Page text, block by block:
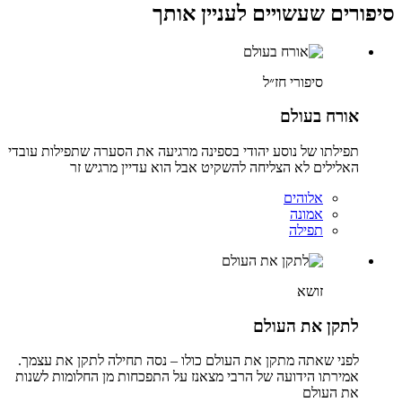
סיפורים שעשויים לעניין אותך
סיפורי חז״ל
אורח בעולם
תפילתו של נוסע יהודי בספינה מרגיעה את הסערה שתפילות עובדי
האלילים לא הצליחה להשקיט אבל הוא עדיין מרגיש זר
אלוהים
אמונה
תפילה
זושא
לתקן את העולם
לפני שאתה מתקן את העולם כולו – נסה תחילה לתקן את עצמך.
אמירתו הידועה של הרבי מצאנז על התפכחות מן החלומות לשנות
את העולם